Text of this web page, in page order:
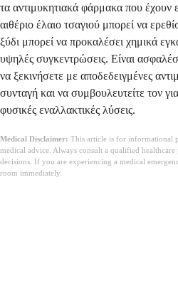
τα αντιμυκητιακά φάρμακα που έχουν
αιθέριο έλαιο τσαγιού μπορεί να
ξύδι μπορεί να προκαλέσει χημικά
υψηλές συγκεντρώσεις. Είναι
να ξεκινήσετε με αποδεδειγμένες
συνταγή και να συμβουλευτείτε τον
φυσικές εναλλακτικές λύσεις.
Medical Disclaimer: This article is for informational
medical advice. Always consult a qualified
decisions. If you are experiencing a medical
room immediately.